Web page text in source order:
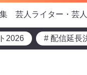
芸人ライター・芸
2026 # 配信延長